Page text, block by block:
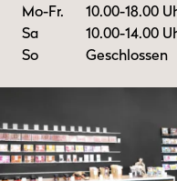
Mo-Fr.
Sa
So
10.00-18.00
10.00-14.00
Geschlossen